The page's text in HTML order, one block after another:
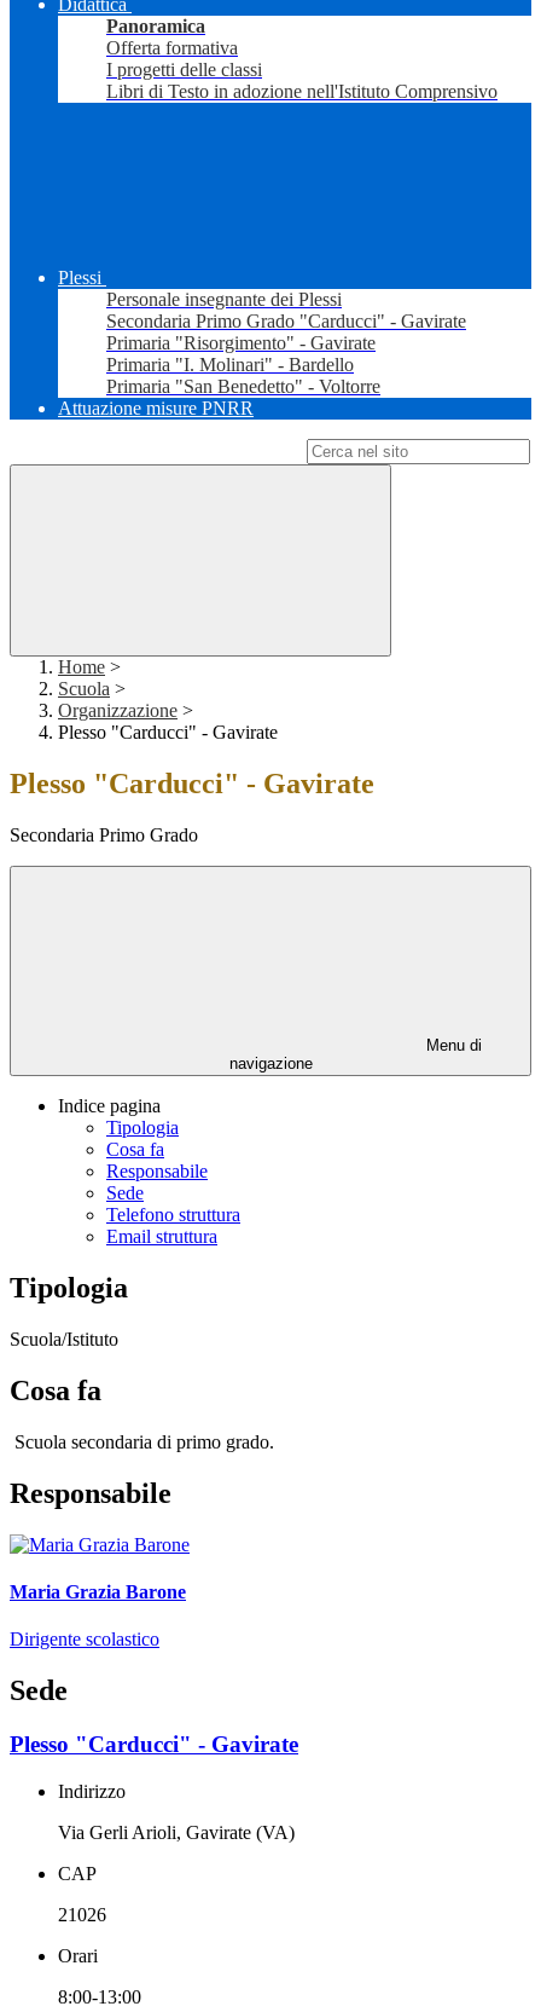
Didattica
Panoramica
Offerta formativa
I progetti delle classi
Libri di Testo in adozione nell'Istituto Comprensivo
Plessi
Personale insegnante dei Plessi
Secondaria Primo Grado "Carducci" - Gavirate
Primaria "Risorgimento" - Gavirate
Primaria "I. Molinari" - Bardello
Primaria "San Benedetto" - Voltorre
Attuazione misure PNRR
Home >
Scuola >
Organizzazione >
Plesso "Carducci" - Gavirate
Plesso "Carducci" - Gavirate
Secondaria Primo Grado
Menu di
navigazione
Indice pagina
Tipologia
Cosa fa
Responsabile
Sede
Telefono struttura
Email struttura
Tipologia
Scuola/Istituto
Cosa fa
Scuola secondaria di primo grado.
Responsabile
Maria Grazia Barone
Dirigente scolastico
Sede
Plesso "Carducci" - Gavirate
Indirizzo
Via Gerli Arioli, Gavirate (VA)
CAP
21026
Orari
8:00-13:00